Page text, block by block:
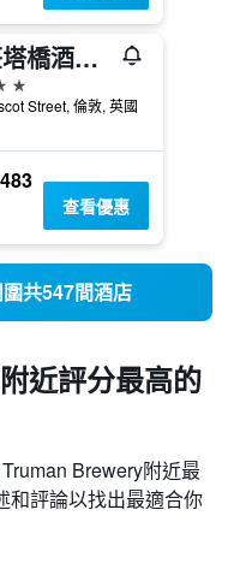
農莊塔橋酒店 - 倫敦
Street, 倫敦, 英國
查看優惠
共547間酒店
近評分最高的
Brewery附近最
和評論以找出最適合你